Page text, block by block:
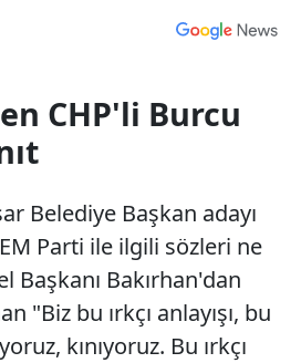
CHP'li Burcu
Belediye Başkan adayı
Parti ile ilgili sözleri ne
Başkanı Bakırhan'dan
"Biz bu ırkçı anlayışı, bu
kınıyoruz. Bu ırkçı